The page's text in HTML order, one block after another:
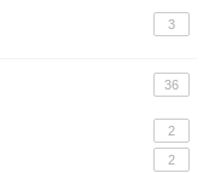
3
36
2
2